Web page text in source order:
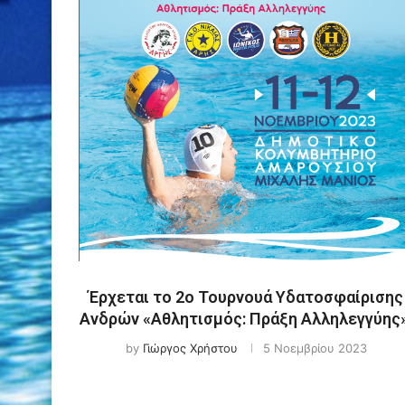
Έρχεται το 2ο Τουρνουά Υδατοσφαίρισης
Ανδρών «Αθλητισμός: Πράξη
by Γιώργος Χρήστου 5 Νοεμβρίου 2023